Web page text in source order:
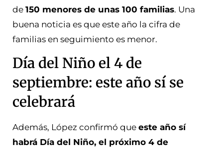
de 150 menores de unas 100 familias. Una
buena noticia es que este año la cifra de
familias en seguimiento es menor.
Día del Niño el 4 de
septiembre: este año sí se
celebrará
Además, López confirmó que este año sí
habrá Día del Niño, el próximo 4 de